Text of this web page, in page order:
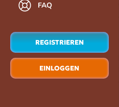
FAQ
REGISTRIEREN
EINLOGGEN